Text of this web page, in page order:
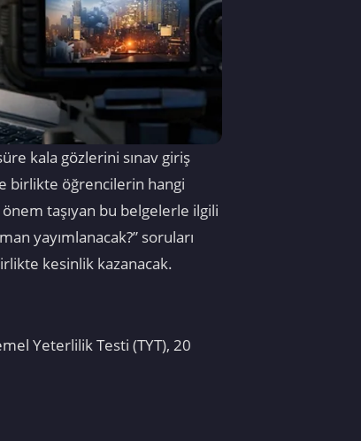
kala gözlerini sınav giriş
birlikte öğrencilerin hangi
taşıyan bu belgelerle ilgili
yayımlanacak?” soruları
kesinlik kazanacak.
Yeterlilik Testi (TYT), 20